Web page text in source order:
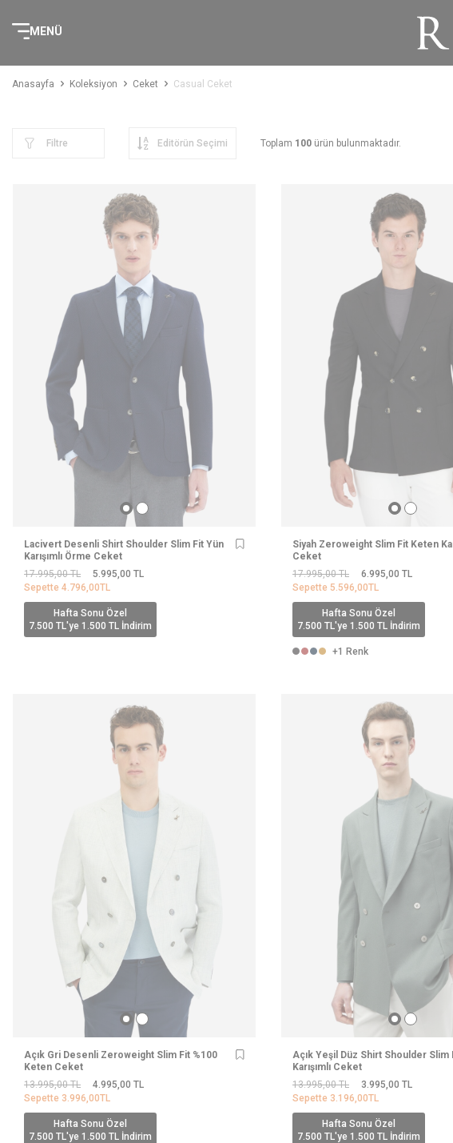
MENÜ
Anasayfa Koleksiyon Ceket Casual Ceket
Filtre Toplam 100 ürün bulunmaktadır.
Lacivert Desenli Shirt Shoulder Slim Fit Yün
Karışımlı Örme Ceket
17.995,00TL 5.995,00 TL
Sepette 4.796,00TL
Hafta Sonu Özel
7.500 TL'ye 1.500 TL İndirim
Siyah Zeroweight Slim Fit Keten
Ceket
17.995,00TL 6.995,00 TL
Sepette 5.596,00TL
Hafta Sonu Özel
7.500 TL'ye 1.500 TL İndirim
+1 Renk
Açık Gri Desenli Zeroweight Slim Fit %100
Keten Ceket
13.995,00TL 4.995,00 TL
Sepette 3.996,00TL
Hafta Sonu Özel
7.500 TL'ye 1.500 TL İndirim
Açık Yeşil Düz Shirt Shoulder Slim
Karışımlı Ceket
13.995,00TL 3.995,00 TL
Sepette 3.196,00TL
Hafta Sonu Özel
7.500 TL'ye 1.500 TL İndirim